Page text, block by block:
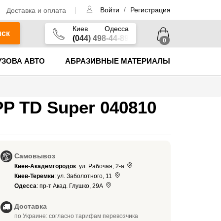
Доставка и оплата Войти / Регистрация
Киев Одесса
(044) 498-44-89 0
АВТО АБРАЗИВНЫЕ МАТЕРИАЛЫ
TD Super 040810
Самовывоз
Киев-Академгородок: ул. Рабочая, 2-а
Киев-Теремки: ул. Заболотного, 11
Одесса: пр-т Акад. Глушко, 29А
Доставка
по Украине: согласно тарифам перевозчика